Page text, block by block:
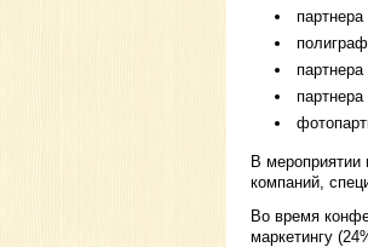
В мероприятии
компаний,
Во время
маркетингу